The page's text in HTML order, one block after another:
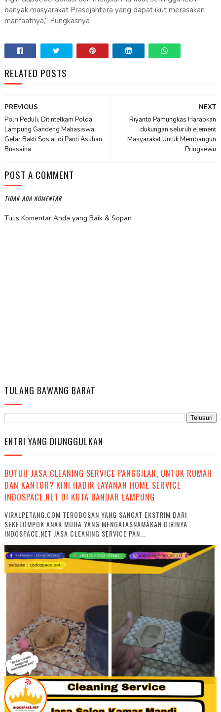
banyak masyarakat Prasejahtera yang dapat ikut merasakan
manfaatnya,” Pungkasnya
RELATED POSTS
NEXT
Riyanto Pamungkas Harapkan
dukungan seluruh element
Masyarakat Untuk Membangun
Pringsewu
PREVIOUS
Polri Peduli, Ditintelkam Polda
Lampung Gandeng Mahasiswa
Gelar Bakti Sosial di Panti Asuhan
Bussaina
POST A COMMENT
TIDAK ADA KOMENTAR
Tulis Komentar Anda yang Baik & Sopan
TULANG BAWANG BARAT
ENTRI YANG DIUNGGULKAN
BUTUH JASA CLEANING SERVICE PANGGILAN, UNTUK RUMAH
DAN KANTOR? KINI HADIR LAYANAN HOME SERVICE
INDOSPACE.NET DI KOTA BANDAR LAMPUNG
VIRALPETANG.COM TEROBOSAN YANG SANGAT EKSTRIM DARI
SEKELOMPOK ANAK MUDA YANG MENGATASNAMAKAN DIRINYA
INDOSPACE.NET JASA CLEANING SERVICE PAN...